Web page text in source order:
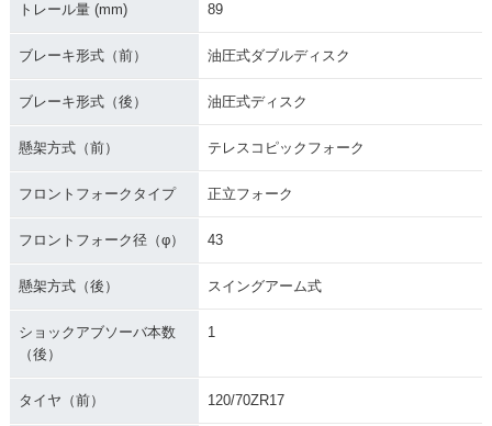
トレール量 (mm) 89
ブレーキ形式（前） 油圧式ダブルディスク
ブレーキ形式（後） 油圧式ディスク
懸架方式（前） テレスコピックフォーク
フロントフォークタイプ 正立フォーク
フロントフォーク径（φ） 43
懸架方式（後） スイングアーム式
ショックアブソーバ本数
（後）
1
タイヤ（前） 120/70ZR17